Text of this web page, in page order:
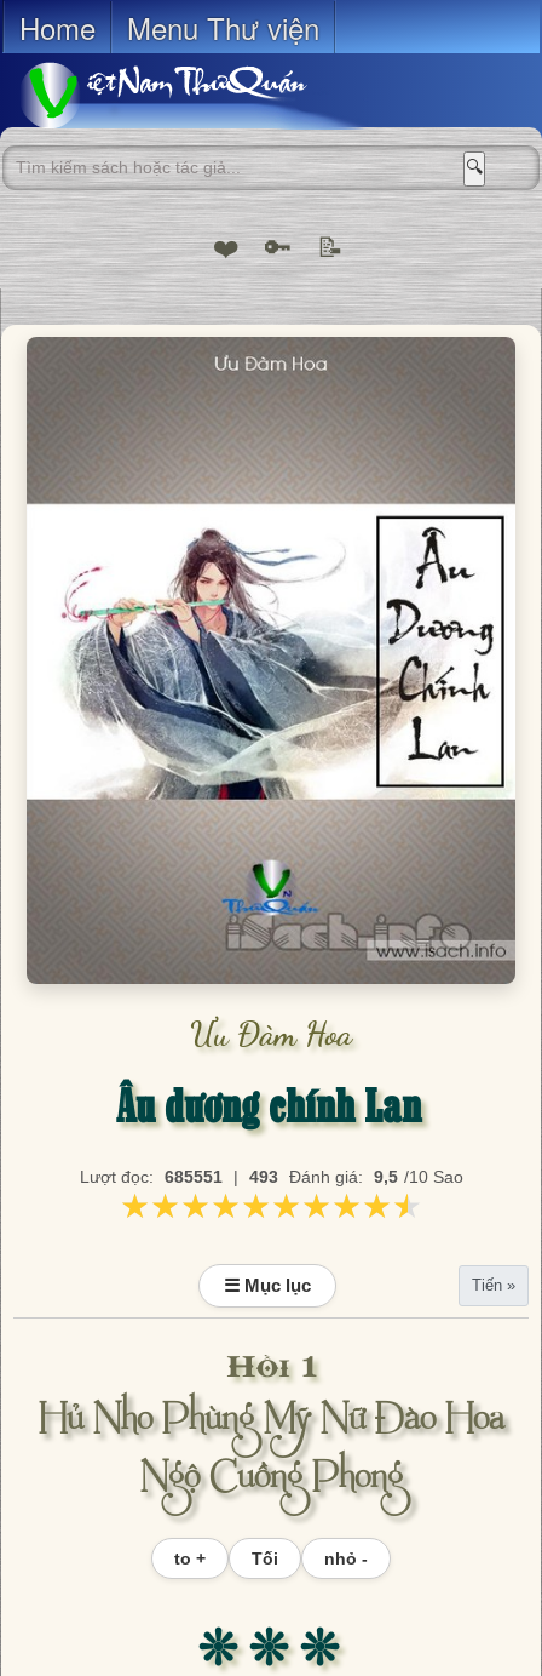
Home Menu Thư viện
🔍
❤️ 🔑 📝
Ưu Đàm Hoa
Âu dương chính Lan
Lượt đọc: 685551 | 493 Đánh giá: 9,5 /10 Sao
★★★★★★★★★★
★★★★★★★★★★
☰ Mục lục Tiến »
Hồi 1
Hủ Nho Phùng Mỹ Nữ Đào Hoa
Ngộ Cuồng Phong
to + Tối nhỏ -
❊ ❊ ❊